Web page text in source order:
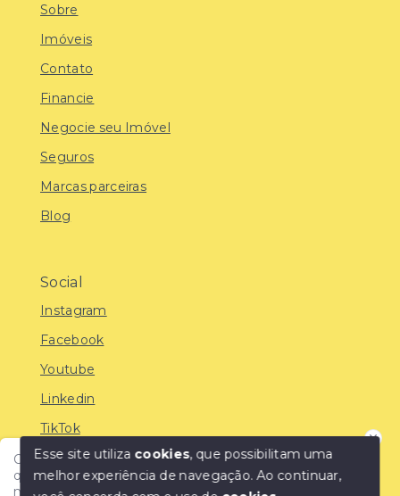
Olá! Encontre o imóvel ideal com a IMOBREUNIG®:
qualidade, confiança e as melhores oportunidades do
mercado!
Sobre
Imóveis
Contato
Financie
Negocie seu Imóvel
Seguros
Marcas parceiras
Blog
Social
Instagram
Facebook
Youtube
Linkedin
TikTok
Esse site utiliza cookies, que possibilitam uma
melhor experiência de navegação.Ao continuar,